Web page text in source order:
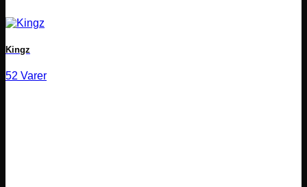
Kingz
52 Varer